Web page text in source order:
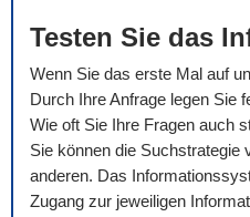
Testen Sie das
Wenn Sie das erste Mal auf
Durch Ihre Anfrage legen Sie
Wie oft Sie Ihre Fragen auch
Sie können die Suchstrategie
anderen. Das
Zugang zur jeweiligen